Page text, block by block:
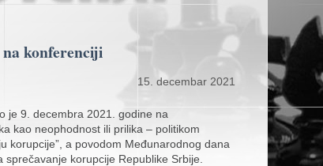
na konferenciji
15. decembar 2021
je 9. decembra 2021. godine na
kao neophodnost ili prilika – politikom
korupcije”, a povodom Međunarodnog dana
korupcije Republike Srbije.